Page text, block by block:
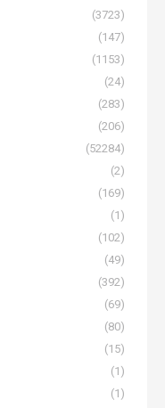
(3723)
(147)
(1153)
(24)
(283)
(206)
(52284)
(2)
(169)
(1)
(102)
(49)
(392)
(69)
(80)
(15)
(1)
(1)